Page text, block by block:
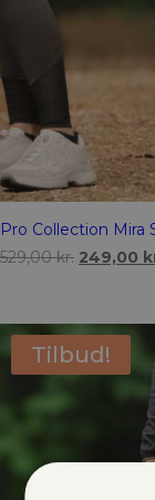
Pro Collection Mira
529,00kr. Den
529,00 kr..
249,00
Tilbud!